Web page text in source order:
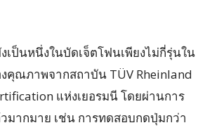
เป็นหนึ่งในบัดเจ็ตโฟนเพียงไม่กี่รุ่นใน
คุณภาพจากสถาบัน TÜV Rheinland
แห่งเยอรมนี โดยผ่านการ
มากมาย เช่น การทดสอบกดปุ่มกว่า